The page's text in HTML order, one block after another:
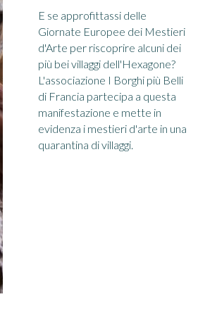
E se approfittassi delle
Giornate Europee dei Mestieri
d'Arte per riscoprire alcuni dei
più bei villaggi dell'Hexagone?
L'associazione I Borghi più Belli
di Francia partecipa a questa
manifestazione e mette in
evidenza i mestieri d'arte in una
quarantina di villaggi.